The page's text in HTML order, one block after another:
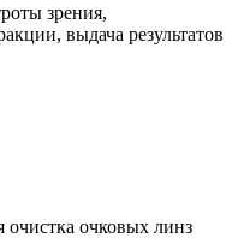
зрения,
выдача результатов
очистка очковых линз